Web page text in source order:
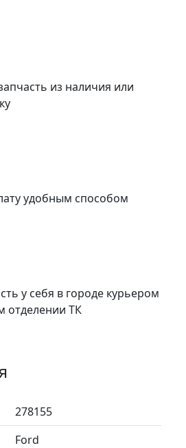
из наличия или
удобным способом
у себя в городе курьером
отделении ТК
278155
Ford